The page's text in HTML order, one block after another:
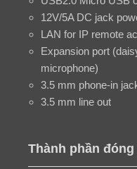
12V/5A DC jack
LAN for IP remote
Expansion port
microphone)
3.5 mm phone-in
3.5 mm line out
Thành phần đóng